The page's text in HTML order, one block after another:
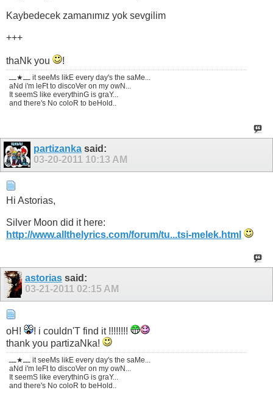
Kaybedecek zamanımız yok sevgilim
+++
thaNk you !
ـــ★ـــ it seeMs likE every day's the saMe...
aNd i'm leFt to discoVer on my owN...
It seemS like everythinG is graY...
and there's No coloR to beHold..
partizanka said:
03-20-2011 10:13 AM
Hi Astorias,
Silver Moon did it here:
http://www.allthelyrics.com/forum/tu...tsi-melek.html
astoriassaid:
03-21-2011 02:15 AM
oH!
! i couldn'T find it !!!!!!!!
thank you partizaNka!
ـــ★ـــ it seeMs likE every day's the saMe...
aNd i'm leFt to discoVer on my owN...
It seemS like everythinG is graY...
and there's No coloR to beHold..